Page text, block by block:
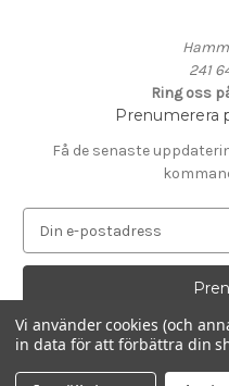
241
Ring oss
Prenumerera
Få de senaste
p
t
a
d
Drivs av
© 2026
Vi använder cookies (och
in data för att förbättra din